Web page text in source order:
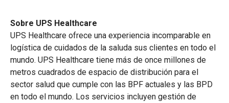
Sobre UPS Healthcare
UPS Healthcare ofrece una experiencia incomparable en
logística de cuidados de la saluda sus clientes en todo el
mundo. UPS Healthcare tiene más de once millones de
metros cuadrados de espacio de distribución para el
sector salud que cumple con las BPF actuales y las BPD
en todo el mundo. Los servicios incluyen gestión de